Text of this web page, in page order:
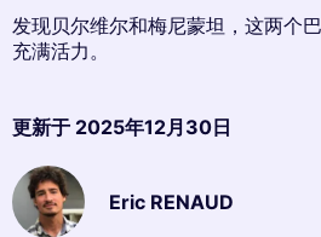
发现贝尔维尔和梅尼蒙坦，这两个
充满活力。
更新于 2025年12月30日
Eric RENAUD